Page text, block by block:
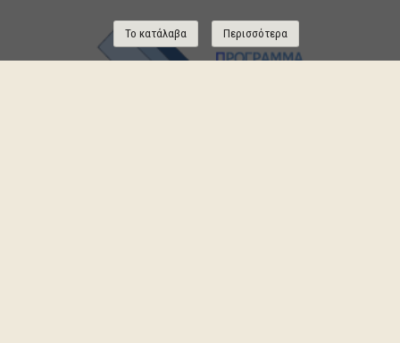
Το κατάλαβα Περισσότερα